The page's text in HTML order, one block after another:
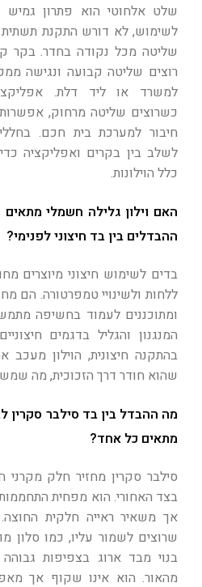
שלט אלחוטי הוא פתרון גמיש
לשימוש, לא דורש התקנת
שליטה מכל נקודה בחדר. בקר
רוצים שליטה קבועה ונגישה
למשרד או ליד דלת.
כשרוצים שליטה מרחוק,
חיבור למערכת בית חכם.
לשלב בין בקרים ואפליקציה
כלל הוילונות.
האם וילון גלילה חשמלי
ההבדלים בין בד חיצוני לפנימי?
ללחות ולשינויי טמפרטורה. הם
ומתוכננים לעמוד בחשיפה
המנגנון והגליל בדגמים
בהתקנה חיצונית, הוילון
שהוא חודר דרך הזכוכית, מה
מה ההבדל בין בד סילבר סקרין
מתאים כל אחד?
סילבר סקרין מחזיר חלק מקרני
בצד האחורי. הוא מפחית
אך משאיר ראייה חלקית
שרוצים לשמור עליו, כמו סלון
מהאור. הוא אינו שקוף אך